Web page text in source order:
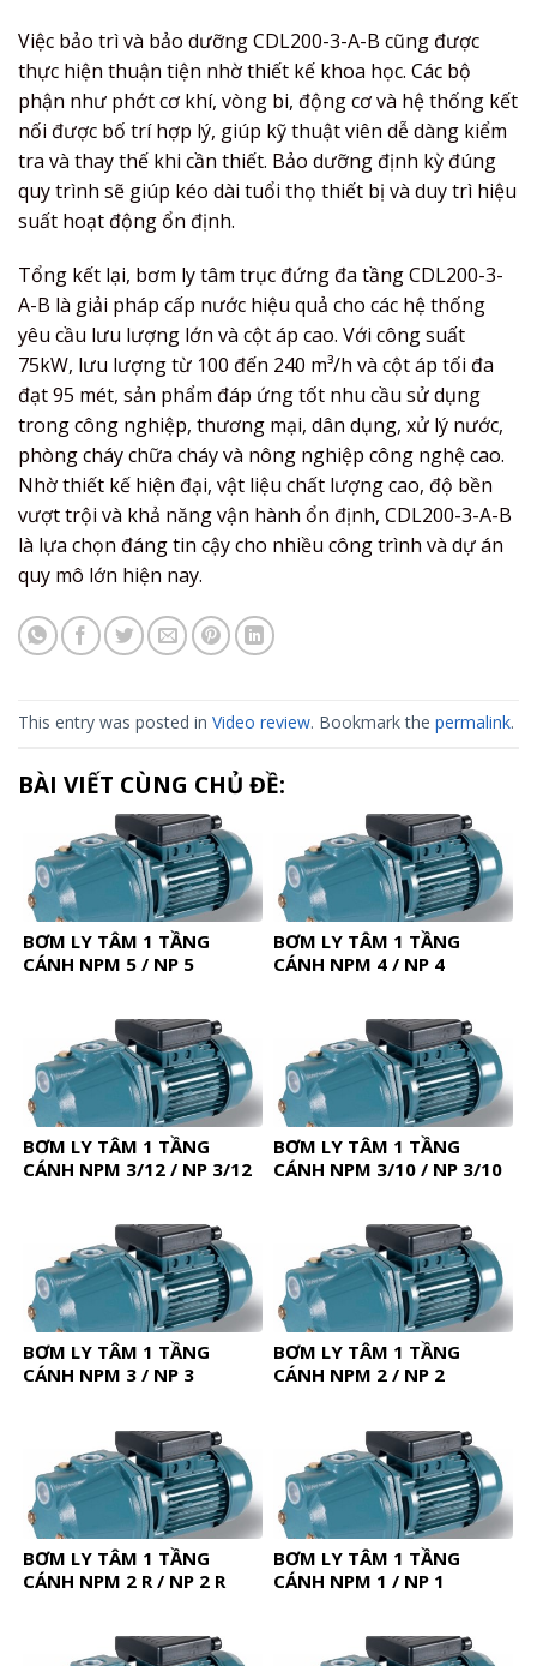
Việc bảo trì và bảo dưỡng CDL200-3-A-B cũng được
thực hiện thuận tiện nhờ thiết kế khoa học. Các bộ
phận như phớt cơ khí, vòng bi, động cơ và hệ thống kết
nối được bố trí hợp lý, giúp kỹ thuật viên dễ dàng kiểm
tra và thay thế khi cần thiết. Bảo dưỡng định kỳ đúng
quy trình sẽ giúp kéo dài tuổi thọ thiết bị và duy trì hiệu
suất hoạt động ổn định.
Tổng kết lại, bơm ly tâm trục đứng đa tầng CDL200-3-
A-B là giải pháp cấp nước hiệu quả cho các hệ thống
yêu cầu lưu lượng lớn và cột áp cao. Với công suất
75kW, lưu lượng từ 100 đến 240 m³/h và cột áp tối đa
đạt 95 mét, sản phẩm đáp ứng tốt nhu cầu sử dụng
trong công nghiệp, thương mại, dân dụng, xử lý nước,
phòng cháy chữa cháy và nông nghiệp công nghệ cao.
Nhờ thiết kế hiện đại, vật liệu chất lượng cao, độ bền
vượt trội và khả năng vận hành ổn định, CDL200-3-A-B
là lựa chọn đáng tin cậy cho nhiều công trình và dự án
quy mô lớn hiện nay.
This entry was posted in Video review. Bookmark the permalink.
BÀI VIẾT CÙNG CHỦ ĐỀ:
BƠM LY TÂM 1 TẦNG
CÁNH NPM 5 / NP 5
BƠM LY TÂM 1 TẦNG
CÁNH NPM 4 / NP 4
BƠM LY TÂM 1 TẦNG
CÁNH NPM 3/12 / NP 3/12
BƠM LY TÂM 1 TẦNG
CÁNH NPM 3/10 / NP 3/10
BƠM LY TÂM 1 TẦNG
CÁNH NPM 3 / NP 3
BƠM LY TÂM 1 TẦNG
CÁNH NPM 2 / NP 2
BƠM LY TÂM 1 TẦNG
CÁNH NPM 2 R / NP 2 R
BƠM LY TÂM 1 TẦNG
CÁNH NPM 1 / NP 1